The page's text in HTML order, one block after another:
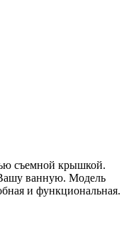
съемной крышкой.
ванную. Модель
и функциональная.